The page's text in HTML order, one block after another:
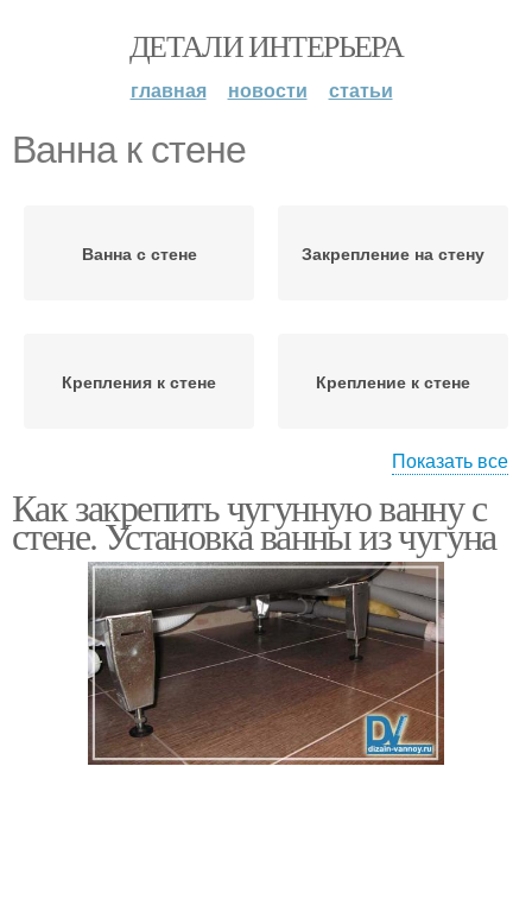
ДЕТАЛИ ИНТЕРЬЕРА
главная новости статьи
Ванна к стене
Ванна с стене Закрепление на стену
Крепления к стене Крепление к стене
Закрепления к стене
Показать все
Как закрепить чугунную ванну с
стене. Установка ванны из чугуна